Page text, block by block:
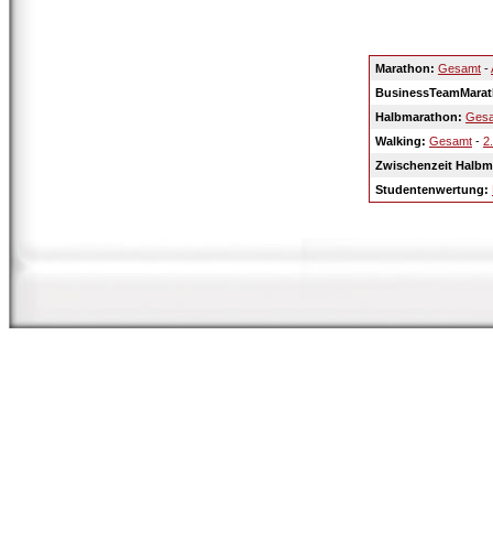
Marathon: Gesamt -
Halbmarathon:
Walking: Gesamt -
Zwischenzeit
Studentenwertung: